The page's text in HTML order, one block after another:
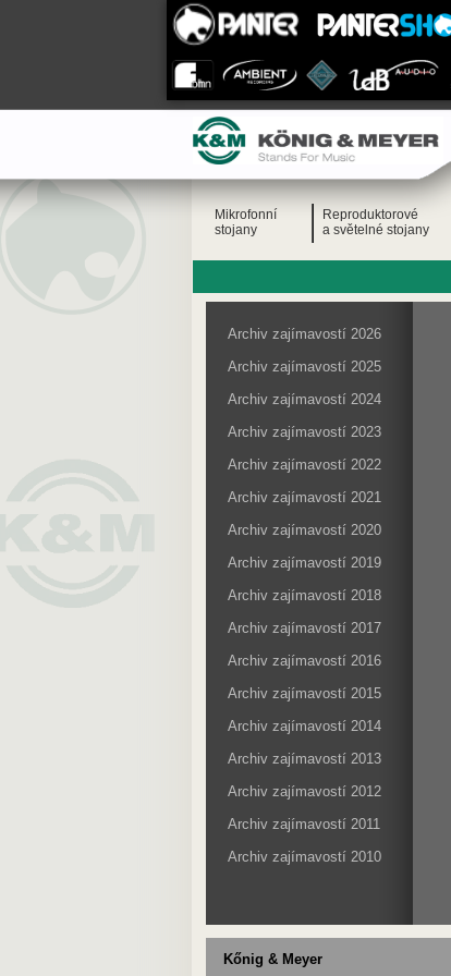
Archiv zajímavostí 2026
Archiv zajímavostí 2025
Archiv zajímavostí 2024
Archiv zajímavostí 2023
Archiv zajímavostí 2022
Archiv zajímavostí 2021
Archiv zajímavostí 2020
Archiv zajímavostí 2019
Archiv zajímavostí 2018
Archiv zajímavostí 2017
Archiv zajímavostí 2016
Archiv zajímavostí 2015
Archiv zajímavostí 2014
Archiv zajímavostí 2013
Archiv zajímavostí 2012
Archiv zajímavostí 2011
Archiv zajímavostí 2010
Mikrofonní
stojany
Reproduktorové
a světelné stojany
Kőnig & Meyer